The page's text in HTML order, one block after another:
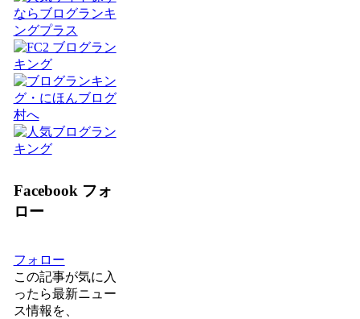
Facebook フォ
ロー
フォロー
この記事が気に入
ったら最新ニュー
ス情報を、